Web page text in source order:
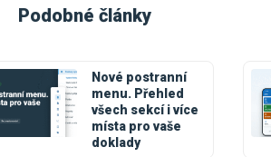
Podobné články
Nové postranní
menu. Přehled
všech sekcí i více
místa pro vaše
doklady